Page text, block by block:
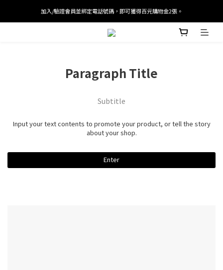
加入/驗證會員並綁定電話號碼，即可獲得百元購物金2張。
加入/驗證會員並綁定電話號碼，即可獲得百元購物金2張。
會員單筆滿 $2000 即免運，首筆訂單結帳可折抵迎新入會100元優惠劵。
Paragraph Title
Subtitle
Input your text contents to promote your product, or tell the story
about your shop.
Enter